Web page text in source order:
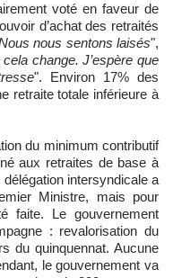
voté en faveur de
d’achat des retraités
nous sentons laisés",
change. J’espère que
". Environ 17% des
retraite totale inférieure à
du minimum contributif
aux retraites de base à
intersyndicale a
Ministre, mais pour
faite. Le gouvernement
: revalorisation du
du quinquennat. Aucune
le gouvernement va